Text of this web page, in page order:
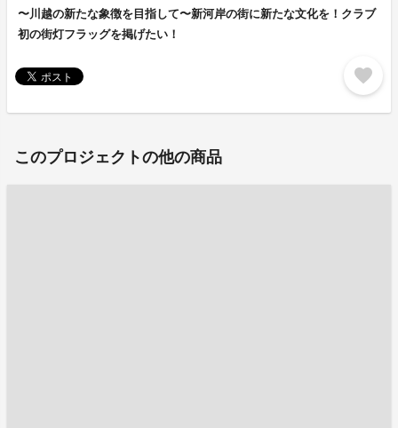
〜川越の新たな象徴を目指して〜新河岸の街に新たな文化を！クラブ
初の街灯フラッグを掲げたい！
favorite
このプロジェクトの他の商品